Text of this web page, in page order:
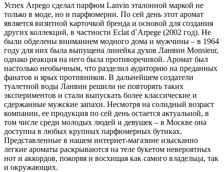
Успех Arpego сделал парфюм Lanvin эталонной маркой не
только в моде, но и парфюмерии. По сей день этот аромат
является визитной карточкой бренда и основой для создания
других коллекций, в частности Eclat d`Arpege (2002 год). Не
были обделены вниманием модного дома и мужчины – в 1964
году для них была выпущена линейка духов Ланвин Monsieur,
однако реакция на него была противоречивой. Аромат был
настолько необычным, что разделил аудиторию на преданных
фанатов и ярых противников. В дальнейшем создатели
туалетной воды Ланвин решили не повторять таких
экспериментов и стали выпускать более классические и
сдержанные мужские запахи. Несмотря на солидный возраст
компании, ее продукция по сей день остается актуальной, в
том числе среди молодых людей и девушек – в Москве она
доступна в любых крупных парфюмерных бутиках.
Представленные в нашем интернет-магазине изысканно
легкие ароматы раскрываются на теле букетом невероятных
нот и аккордов, покоряя и восхищая как самого владельца, так
и окружающих.